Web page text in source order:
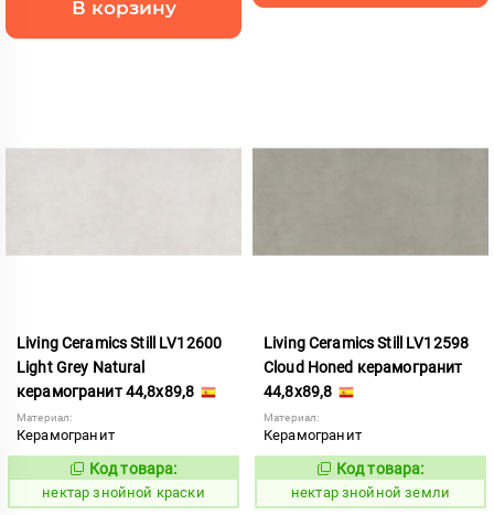
В корзину
Living Ceramics Still LV12600
Light Grey Natural
керамогранит 44,8x89,8
Материал:
Керамогранит
1129039
Код товара:
нектар знойной краски
Living Ceramics Still LV12598
Cloud Honed керамогранит
44,8x89,8
Материал:
Керамогранит
1129030
Код товара:
нектар знойной земли